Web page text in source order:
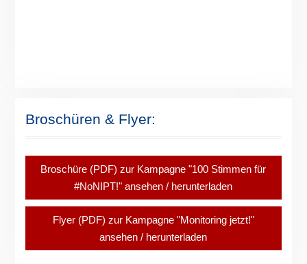
Broschüren & Flyer:
Broschüre (PDF) zur Kampagne "100 Stimmen für
#NoNIPT!" ansehen / herunterladen
Flyer (PDF) zur Kampagne "Monitoring jetzt!"
ansehen / herunterladen